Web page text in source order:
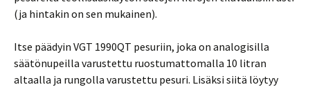
(ja hintakin on sen mukainen).
Itse päädyin VGT 1990QT pesuriin, joka on analogisilla
säätönupeilla varustettu ruostumattomalla 10 litran
altaalla ja rungolla varustettu pesuri. Lisäksi siitä löytyy